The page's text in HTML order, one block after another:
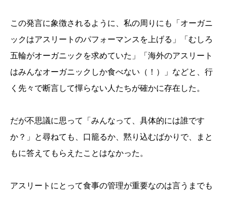
この発言に象徴されるように、私の周りにも「オーガニ
ックはアスリートのパフォーマンスを上げる」「むしろ
五輪がオーガニックを求めていた」「海外のアスリート
はみんなオーガニックしか食べない（！）」などと、行
く先々で断言して憚らない人たちが確かに存在した。
だが不思議に思って「みんなって、具体的には誰です
か？」と尋ねても、口籠るか、黙り込むばかりで、まと
もに答えてもらえたことはなかった。
アスリートにとって食事の管理が重要なのは言うまでも